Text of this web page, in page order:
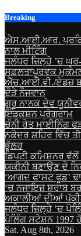
Skip
content
Breaking
ਐਸ.ਆਈ.ਆਰ.
ਨਾਲ ਮੀਟਿੰਗ
ਜਲੰਧਰ ਜ਼ਿਲ੍ਹੇ ’ਚ
ਸਫ਼ਲਤਾਪੂਰਵਕ
ਐੱਚ.ਆਈ.ਵੀ./ਏਡਜ਼
ਦੌੜੇ ਨੌਜਵਾਨ
ਗੁਰੂ ਨਾਨਕ ਦੇਵ
ਇੰਡਕਸ਼ਨ ਪ੍ਰੋਗਰਾਮ
ਚੰਨੀ ਰੇਤ ਮਾਈਨਿੰਗ
ਨਕੋਦਰ ਸ਼ਹਿਰ ਵਿੱਚ
ਭੁੱਲਰ
ਡਿਪਟੀ ਕਮਿਸ਼ਨਰ ਵੱਲੋਂ
ਯਕੀਨੀ ਬਣਾਉਣ ਦੇ
‘ਆਗਦ ਫਾਸਟ ਫੂਡ’
‘ਚ ਨਜਾਇਜ਼ ਸ਼ਰਾਬ
ਅਕਾਲੀਆਂ ਦੀਆਂ
ਜਲੰਧਰ ਜ਼ਿਲ੍ਹੇ ’ਚ
ਪੋਲਿੰਗ ਸਟੇਸ਼ਨ 1997
Sat. Aug 8th, 2026